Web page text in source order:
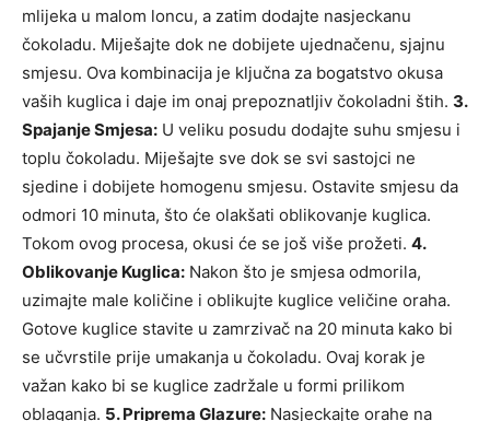
mlijeka u malom loncu, a zatim dodajte nasjeckanu
čokoladu. Miješajte dok ne dobijete ujednačenu, sjajnu
smjesu. Ova kombinacija je ključna za bogatstvo okusa
vaših kuglica i daje im onaj prepoznatljiv čokoladni štih. 3.
Spajanje Smjesa: U veliku posudu dodajte suhu smjesu i
toplu čokoladu. Miješajte sve dok se svi sastojci ne
sjedine i dobijete homogenu smjesu. Ostavite smjesu da
odmori 10 minuta, što će olakšati oblikovanje kuglica.
Tokom ovog procesa, okusi će se još više prožeti. 4.
Oblikovanje Kuglica: Nakon što je smjesa odmorila,
uzimajte male količine i oblikujte kuglice veličine oraha.
Gotove kuglice stavite u zamrzivač na 20 minuta kako bi
se učvrstile prije umakanja u čokoladu. Ovaj korak je
važan kako bi se kuglice zadržale u formi prilikom
oblaganja. 5. Priprema Glazure: Nasjeckajte orahe na